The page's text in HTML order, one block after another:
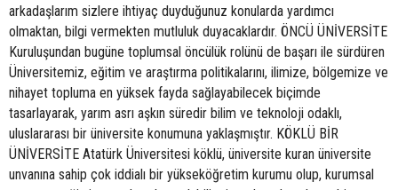
arkadaşlarım sizlere ihtiyaç duyduğunuz konularda yardımcı
olmaktan, bilgi vermekten mutluluk duyacaklardır. ÖNCÜ ÜNİVERSİTE
Kuruluşundan bugüne toplumsal öncülük rolünü de başarı ile sürdüren
Üniversitemiz, eğitim ve araştırma politikalarını, ilimize, bölgemize ve
nihayet topluma en yüksek fayda sağlayabilecek biçimde
tasarlayarak, yarım asrı aşkın süredir bilim ve teknoloji odaklı,
uluslararası bir üniversite konumuna yaklaşmıştır. KÖKLÜ BİR
ÜNİVERSİTE Atatürk Üniversitesi köklü, üniversite kuran üniversite
unvanına sahip çok iddialı bir yükseköğretim kurumu olup, kurumsal